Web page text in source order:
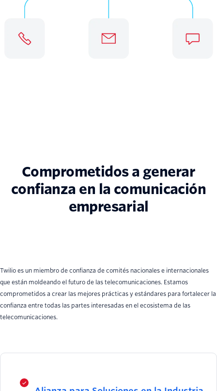
Comprometidos a generar
confianza en la comunicación
empresarial
Twilio es un miembro de confianza de comités nacionales e internacionales
que están moldeando el futuro de las telecomunicaciones. Estamos
comprometidos a crear las mejores prácticas y estándares para fortalecer la
confianza entre todas las partes interesadas en el ecosistema de las
telecomunicaciones.